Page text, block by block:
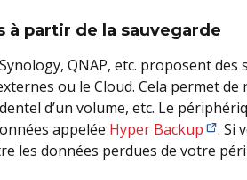
à partir de la sauvegarde
QNAP, etc. proposent
ou le Cloud. Cela permet
d’un volume, etc. Le
appelée Hyper Backup
. Si
les données perdues de votre